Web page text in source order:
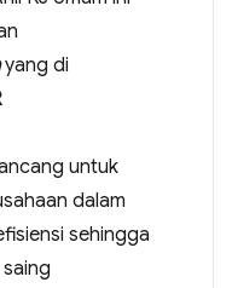
yang di
untuk
dalam
sehingga